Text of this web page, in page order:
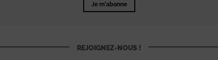
Je m'abonne
REJOIGNEZ-NOUS !